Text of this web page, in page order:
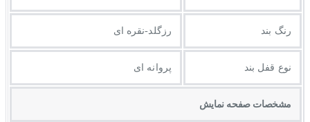
رنگ بند رزگلد-نقره ای
نوع قفل بند پروانه ای
مشخصات صفحه نمايش